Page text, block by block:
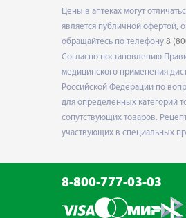
Цены в аптеках могут
является публичной офертой,
обращайтесь по телефону 8
Согласно постановлению
медицинского применения
Российской Федерации по
для определённых категорий
сопутствующих товаров.
участвующих в специальных
8-800-777-03-03